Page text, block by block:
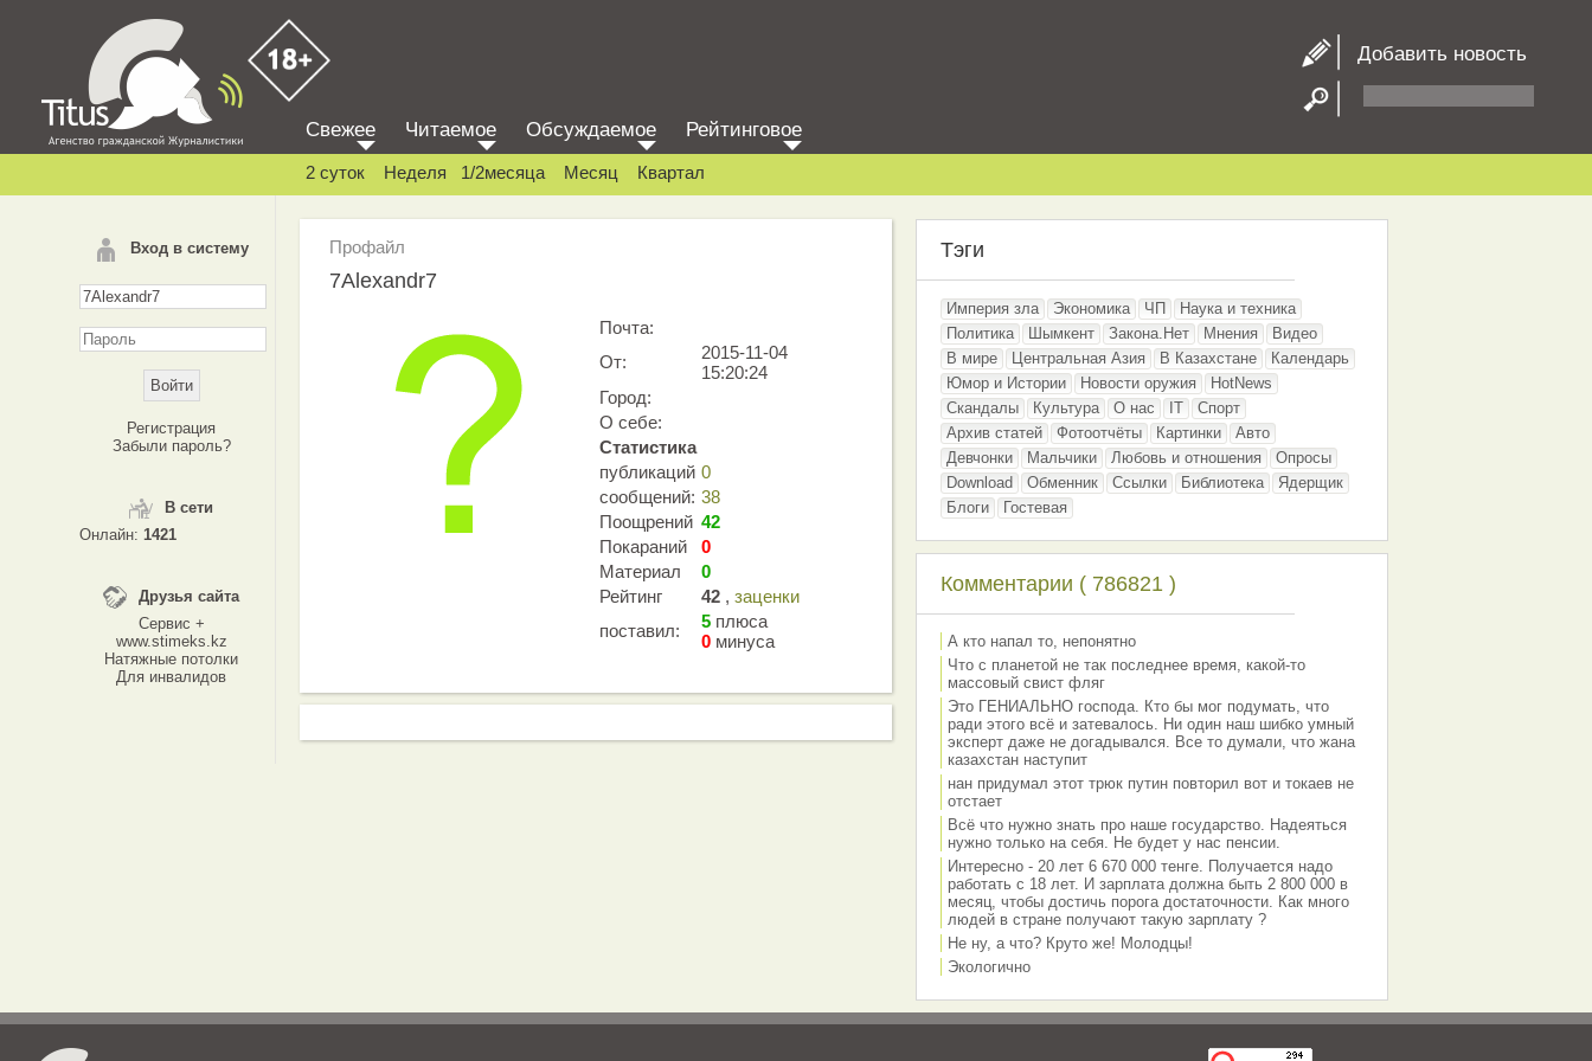
Добавить новость
Вход в систему
Регистрация
Забыли пароль?
В сети
Онлайн: 1421
Друзья сайта
Сервис +
www.stimeks.kz
Натяжные потолки
Для инвалидов
Свежее Читаемое Обсуждаемое Рейтинговое
2 суток Неделя 1/2месяца Месяц Квартал
Профайл
7Alexandr7
Почта:
От:
2015-11-04
15:20:24
Город:
О себе:
Статистика
публикаций 0
сообщений: 38
Поощрений 42
Покараний
0
Материал
0
Рейтинг
42 , заценки
поставил:
5 плюса
0 минуса
Тэги
Империя зла Экономика ЧП
Наука и техника
Политика
Шымкент Закона.Нет Мнения
Видео
В мире
Центральная Азия В Казахстане
Календарь
Юмор и Истории
Новости оружия
HotNews
Скандалы
Культура О нас IT
Спорт
Архив статей
Фотоотчёты Картинки
Авто
Девчонки
Мальчики Любовь и отношения
Опросы
Download
Обменник Ссылки Библиотека
Ядерщик
Блоги
Гостевая
Комментарии ( 786821 )
А кто напал то, непонятно
Что с планетой не так последнее время, какой-то
массовый свист фляг
Это ГЕНИАЛЬНО господа. Кто бы мог подумать, что
ради этого всё и затевалось. Ни один наш шибко умный
эксперт даже не догадывался. Все то думали, что жана
казахстан наступит
нан придумал этот трюк путин повторил вот и токаев не
отстает
Всё что нужно знать про наше государство. Надеяться
нужно только на себя. Не будет у нас пенсии.
Интересно - 20 лет 6 670 000 тенге. Получается надо
работать с 18 лет. И зарплата должна быть 2 800 000 в
месяц, чтобы достичь порога достаточности. Как много
людей в стране получают такую зарплату ?
Не ну, а что? Круто же! Молодцы!
Экологично